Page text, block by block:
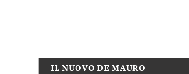
IL NUOVO DE MAURO